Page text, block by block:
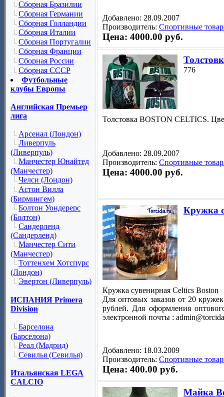
Сборная Бразилии
Сборная Германии
Сборная Голландии
Сборная Италии
Сборная Португалии
Сборная Франции
Сборная России
Сборная СССР
Футбольные
клубы Европы
Английская Премьер
лига
Арсенал (Лондон)
Ливерпуль
(Ливерпуль)
Манчестер Юнайтед
(Манчестер)
Челси (Лондон)
Астон Вилла
(Бирмингем)
Болтон Уондерерс
(Болтон)
Сандерленд
(Сандерленд)
Манчестер Сити
(Манчестер)
Тоттенхем Хотспурс
(Лондон)
Эвертон (Ливерпуль)
ИСПАНИЯ Primera
Division
Барселона
(Барселона)
Реал (Мадрид)
Севилья (Севилья)
Итальянская LEGA
CALCIO
Добавлено: 28.09.2007
Производитель: Спортивные
Цена: 4000.00 руб.
776
Толстовка BOSTON CELTICS.
Добавлено: 28.09.2007
Производитель: Спортивные
Цена: 4000.00 руб.
Кружка
Кружка сувенирная Celtics Boston
Для оптовых заказов от 20
рублей. Для оформления
электронной почты :
Добавлено: 18.03.2009
Производитель: Спортивные
Цена: 400.00 руб.
Майка